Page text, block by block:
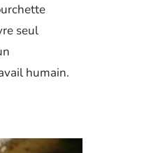
seul
humain.